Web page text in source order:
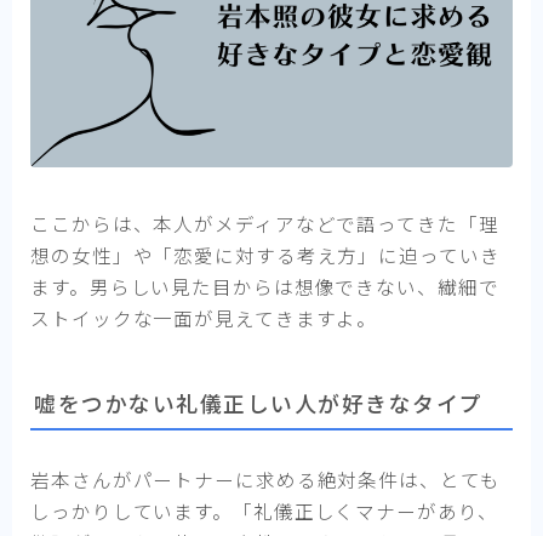
ここからは、本人がメディアなどで語ってきた「理
想の女性」や「恋愛に対する考え方」に迫っていき
ます。男らしい見た目からは想像できない、繊細で
ストイックな一面が見えてきますよ。
嘘をつかない礼儀正しい人が好きなタイプ
岩本さんがパートナーに求める絶対条件は、とても
しっかりしています。「礼儀正しくマナーがあり、